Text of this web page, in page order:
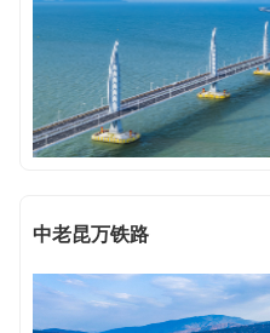
中老昆万铁路